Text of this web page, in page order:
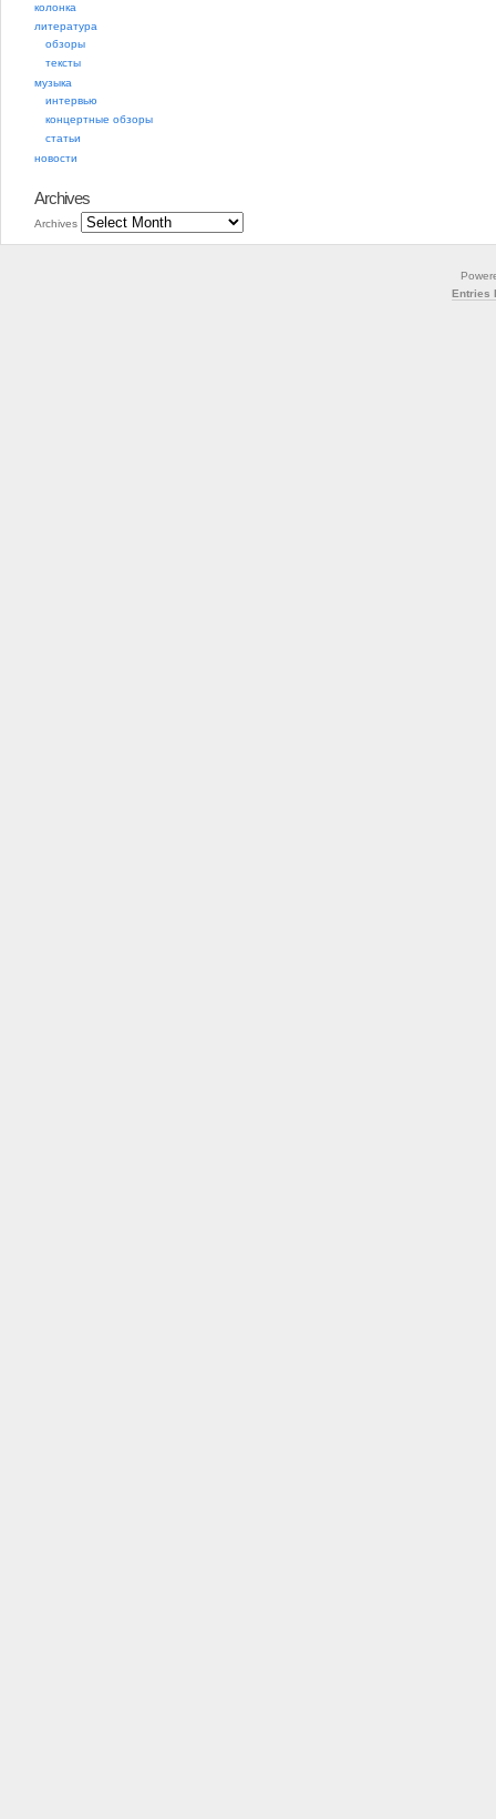
колонка
литература
обзоры
тексты
музыка
интервью
концертные обзоры
статьи
новости
Archives
Archives
Entries